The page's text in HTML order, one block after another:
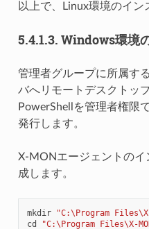
以上で、Linux環境のイン
5.4.1.3. Windows環境
管理者グループに所属す
バへリモートデスクトッ
PowerShellを管理者権限
発行します。
X-MONエージェントの
成します。
mkdir
"C:\Program Files\X-
cd
"C:\Program Files\X-